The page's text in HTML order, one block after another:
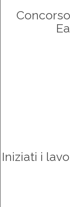
Iniziati i